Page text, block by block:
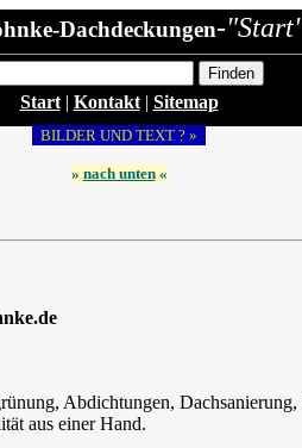
Dachdeckungen-
Start| Kontakt| Sitemap
BILDER UND TEXT ? »
» nach unten«
Abdichtungen, Dachsanierung,
aus einer Hand.